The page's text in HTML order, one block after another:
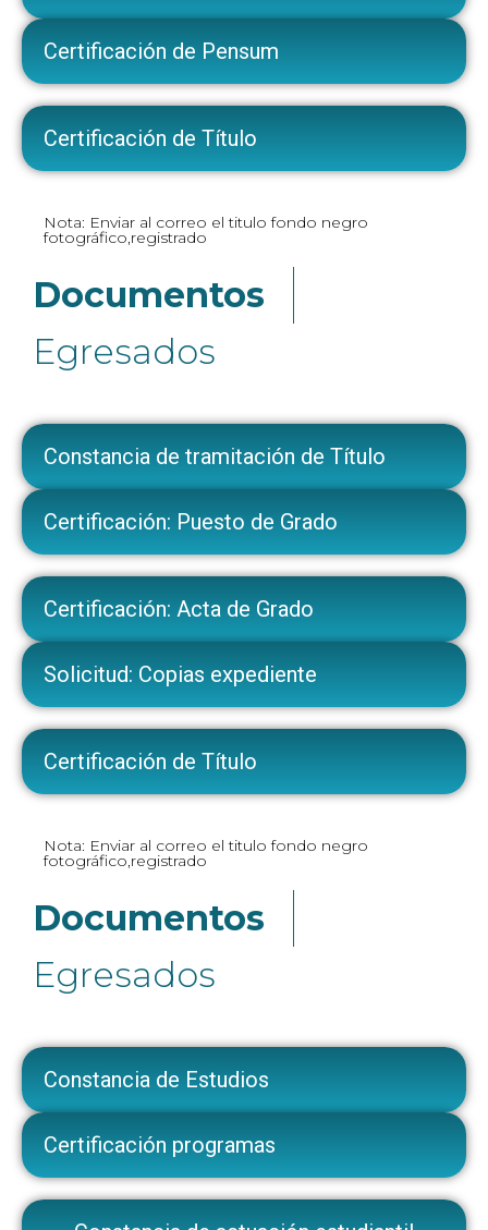
Certificación de Pensum
Certificación de Título
Nota: Enviar al correo el titulo fondo negro
fotográfico,registrado
Documentos
Egresados
Constancia de tramitación de Título
Certificación: Puesto de Grado
Certificación: Acta de Grado
Solicitud: Copias expediente
Certificación de Título
Nota: Enviar al correo el titulo fondo negro
fotográfico,registrado
Documentos
Egresados
Constancia de Estudios
Certificación programas